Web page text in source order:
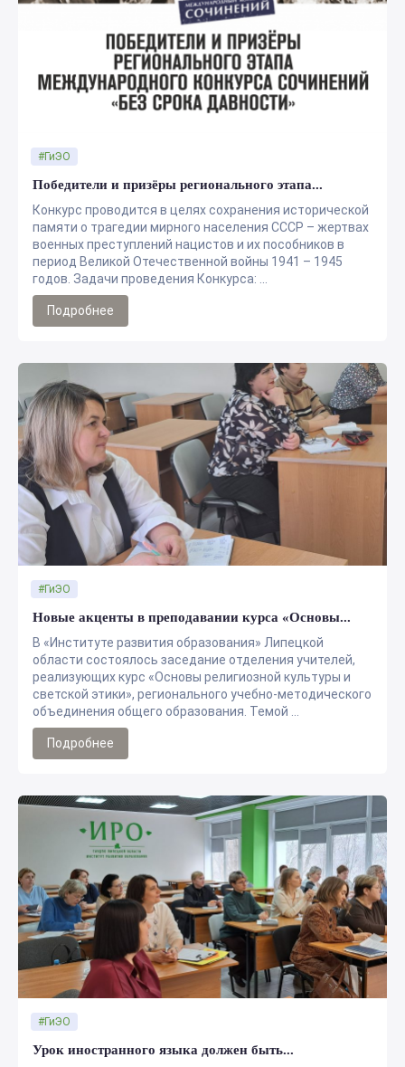
Победители и призёры регионального этапа...
Конкурс проводится в целях сохранения исторической
памяти о трагедии мирного населения СССР – жертвах
военных преступлений нацистов и их пособников в
период Великой Отечественной войны 1941 – 1945
годов. Задачи проведения Конкурса: ...
#ГиЭО
Подробнее
Новые акценты в преподавании курса «Основы...
В «Институте развития образования» Липецкой
области состоялось заседание отделения учителей,
реализующих курс «Основы религиозной культуры и
светской этики», регионального учебно-методического
объединения общего образования. Темой ...
#ГиЭО
Подробнее
Урок иностранного языка должен быть...
#ГиЭО